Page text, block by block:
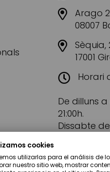
Arago
08007
Sèquia,
17001
Horari
De dilluns
21:00h.
Dissabte de
cookies
utilizarlas para el análisis de
nuestro sitio web, mostrar